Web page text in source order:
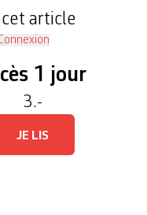
article
1 jour
3.-
JE LIS